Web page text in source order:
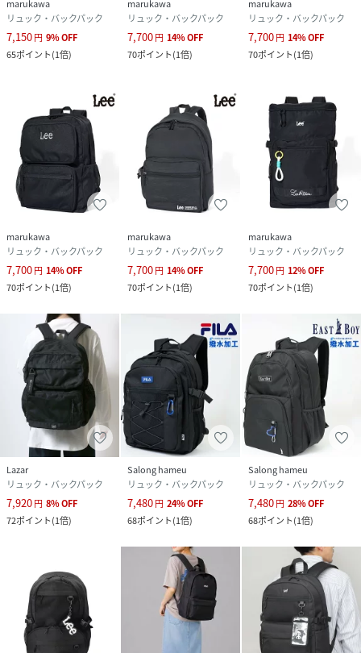
・仕様 ： Wファスナー開閉 (2ルーム)
・外装 ： ファスナーポケット×2､メッシュポケット×1､ラ
ウンドファスナーポケット×1､サイドオープンポケット×2
・容量 ： 約35.5L
■コーディネート
トートバッグ､ショルダーバッグ､ボディバッグ､スマホショ
ルダーと共に､今期の人気アイテムとなるバックパック/リュ
ック｡
どんなシーンにでもマッチするシンプルなデザインは､キレ
イめな着こなしはもちろん､カジュアルからストリートスタ
イルまで幅広いジャンルで活躍します。
オーバーサイズのシャツやコート､センタープレスパンツ､ス
ラックスと合わせてキレイめ風に｡
ビッグシルエットのダウンジャケットやミリタリージャケッ
ト､ワイド系のカーゴパンツ､細身のスキニーパンツと合わせ
れば韓国系ストリートスタイルに｡
ワンポイントやカレッジ柄のスウェット､パーカー､ハーフジ
ップトレーナー､トラックジャケット､ジャージ､ジョガーパ
ンツ､スウェットパンツと合わせたスポーツMIXスタイルも
◎
定番のデニムジャケットやマウンテンパーカー､ロンT､チノ
パンなどのベーシックアイテムとも相性抜群｡
メンズ､レディースを問わず､ユニセックスで使用可能♪
ギフトやペアコーデにもオススメなアイテムです｡
■お買い物をお楽しみいただく為に
ハートマークをクリック！
･商品のお気に入り登録
完売カラーの再入荷､セール､ラスト1点通知をお届けします｡
･ブランドのお気に入り登録
新商品や再入荷などお得な情報を受け取ることができます｡
marukawa
リュック・バックパック
7,150円 9%OFF
65ポイント(1倍)
marukawa
リュック・バックパック
7,700円 14%OFF
70ポイント(1倍)
marukawa
リュック・バックパック
7,700円 14%OFF
70ポイント(1倍)
marukawa
リュック・バックパック
7,700円 14%OFF
70ポイント(1倍)
marukawa
リュック・バックパック
7,700円 14%OFF
70ポイント(1倍)
marukawa
リュック・バックパック
7,700円 12%OFF
70ポイント(1倍)
Lazar
リュック・バックパック
7,920円 8%OFF
72ポイント(1倍)
Salong hameu
リュック・バックパック
7,480円 24%OFF
68ポイント(1倍)
Salong hameu
リュック・バックパック
7,480円 28%OFF
68ポイント(1倍)